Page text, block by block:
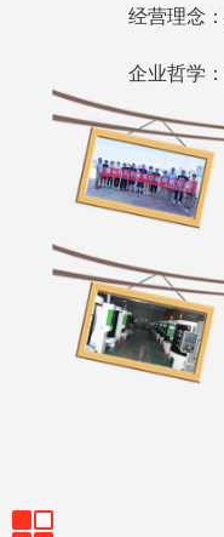
经营理念：
企业哲学：